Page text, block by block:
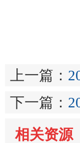
上一篇：
下一篇：
相关资源